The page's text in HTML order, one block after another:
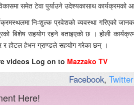
समेत टेवा पुर्याउने उदेश्यकासाथ
निःशुल्क प्रवेशको व्यवस्था गरिएको
बिशेष सहयोग रहने बताइएको छ । होली
र होटल हेभन ग्राण्डले सहयोग गरेका छन् ।
videos Log on to Mazzako TV
Facebook, Twitter
Here!